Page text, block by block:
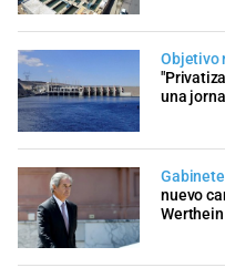
Objetivo
una
nuevo
Werthein